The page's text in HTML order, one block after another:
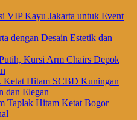
VIP Kayu Jakarta untuk Event
dengan Desain Estetik dan
Kursi Arm Chairs Depok
Ketat Hitam SCBD Kuningan
dan Elegan
Taplak Hitam Ketat Bogor